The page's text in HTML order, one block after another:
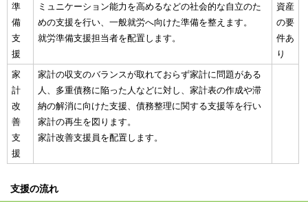
準
備
支
援
ミュニケーション能力を高めるなどの社会的な自立のた
めの支援を行い、一般就労へ向けた準備を整えます。
就労準備支援担当者を配置します。
資産
の要
件あ
り
家
計
改
善
支
援
家計の収支のバランスが取れておらず家計に問題がある
人、多重債務に陥った人などに対し、家計表の作成や滞
納の解消に向けた支援、債務整理に関する支援等を行い
家計の再生を図ります。
家計改善支援員を配置します。
支援の流れ